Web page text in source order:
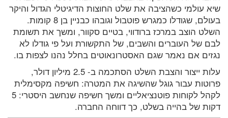
שיא עולמי כשהציבה את שלט החוצות הדיגיטלי הגדול והיקר
בעולם, שגודלו כמגרש פוטבול וגובהו כבניין בן 8 קומות.
השלט הוצב במרכז ברודווי, בטיים סקוור, ומשך את תשומת
לבם של העוברים והשבים, של התקשורת ועל פי גודלו לא
נגזים אם נאמר שגם האסטרונאוטים בחלל נהנו לצפות בו.
עלות ייצור והצבת השלט הסתכמה ב- 2.5 מיליון דולר,
פרוטות עבור גוגל שהשיגה את המטרה: חשיפה מקסימלית
לקהל לקוחות פוטנציאליים ומשך חשיפה שנחשב היסטרי: 5
דקות של בהייה בשלט, כך דווחה החברה.